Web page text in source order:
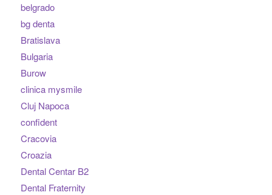
belgrado
bg denta
Bratislava
Bulgaria
Burow
clinica mysmile
Cluj Napoca
confident
Cracovia
Croazia
Dental Centar B2
Dental Fraternity